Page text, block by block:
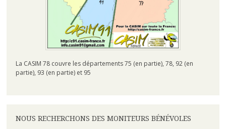
La CASIM 78 couvre les départements 75 (en partie), 78, 92 (en
partie), 93 (en partie) et 95
NOUS RECHERCHONS DES MONITEURS BÉNÉVOLES